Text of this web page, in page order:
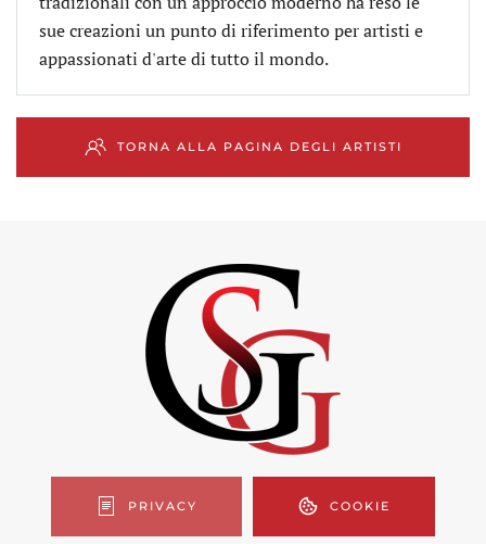
sue creazioni un punto di riferimento per artisti e
appassionati d'arte di tutto il mondo.
TORNA ALLA PAGINA DEGLI ARTISTI
PRIVACY COOKIE